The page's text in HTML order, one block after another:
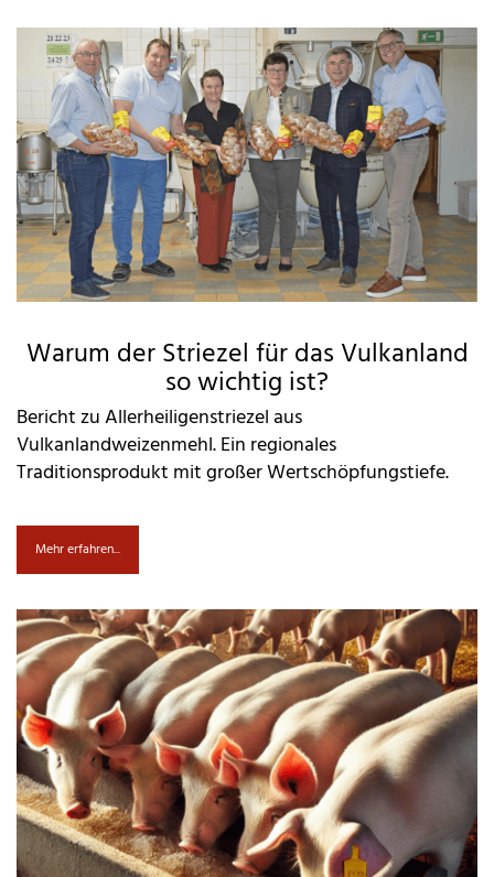
Warum der Striezel für das Vulkanland
so wichtig ist?
Bericht zu Allerheiligenstriezel aus
Vulkanlandweizenmehl. Ein regionales
Traditionsprodukt mit großer Wertschöpfungstiefe.
Mehr erfahren...